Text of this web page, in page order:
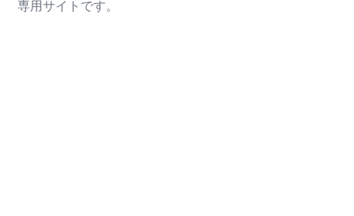
専用サイトです。